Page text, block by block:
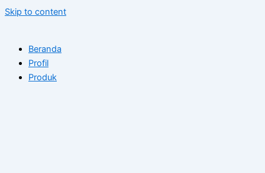
Skip to content
Beranda
Profil
Produk